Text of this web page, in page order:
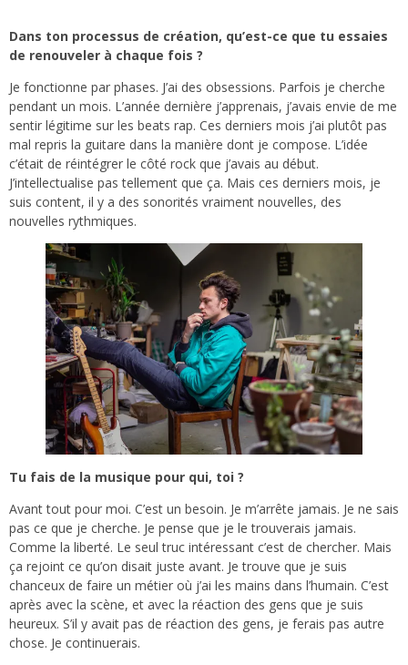
Dans ton processus de création, qu’est-ce que tu essaies
de renouveler à chaque fois ?
Je fonctionne par phases. J’ai des obsessions. Parfois je cherche
pendant un mois. L’année dernière j’apprenais, j’avais envie de me
sentir légitime sur les beats rap. Ces derniers mois j’ai plutôt pas
mal repris la guitare dans la manière dont je compose. L’idée
c’était de réintégrer le côté rock que j’avais au début.
J’intellectualise pas tellement que ça. Mais ces derniers mois, je
suis content, il y a des sonorités vraiment nouvelles, des
nouvelles rythmiques.
Tu fais de la musique pour qui, toi ?
Avant tout pour moi. C’est un besoin. Je m’arrête jamais. Je ne sais
pas ce que je cherche. Je pense que je le trouverais jamais.
Comme la liberté. Le seul truc intéressant c’est de chercher. Mais
ça rejoint ce qu’on disait juste avant. Je trouve que je suis
chanceux de faire un métier où j’ai les mains dans l’humain. C’est
après avec la scène, et avec la réaction des gens que je suis
heureux. S’il y avait pas de réaction des gens, je ferais pas autre
chose. Je continuerais.